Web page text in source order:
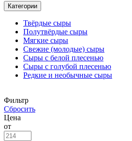
Категории
Твёрдые сыры
Полутвёрдые сыры
Мягкие сыры
Свежие (молодые) сыры
Сыры с белой плесенью
Сыры с голубой плесенью
Редкие и необычные сыры
Фильтр
Сбросить
Цена
от